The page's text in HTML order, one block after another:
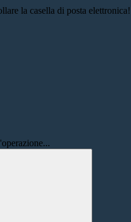
la casella di posta elettronica!